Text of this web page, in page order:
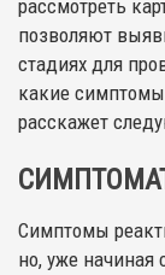
рассмотреть
позволяют
стадиях для
какие
расскажет
Симптомы
но, уже начиная